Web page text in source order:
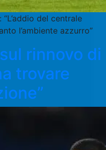
del centrale
l’ambiente azzurro”
rinnovo di
trovare